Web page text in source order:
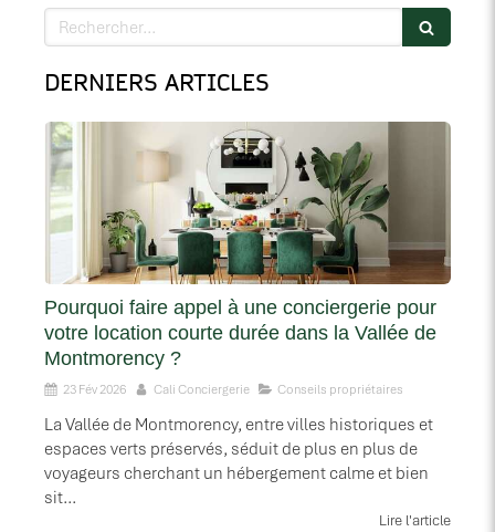
Rechercher
DERNIERS ARTICLES
Pourquoi faire appel à une conciergerie pour
votre location courte durée dans la Vallée de
Montmorency ?
23 Fév 2026 Cali Conciergerie Conseils propriétaires
La Vallée de Montmorency, entre villes historiques et
espaces verts préservés, séduit de plus en plus de
voyageurs cherchant un hébergement calme et bien
sit...
Lire l'article